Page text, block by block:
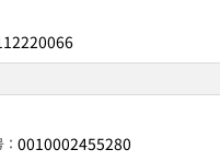
0010002455280